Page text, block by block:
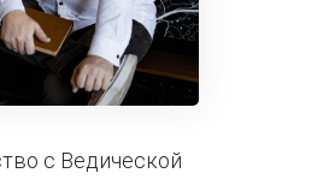
с Ведической